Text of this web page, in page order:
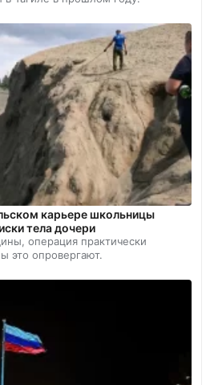
карьере школьницы
тела дочери
операция практически
это опровергают.